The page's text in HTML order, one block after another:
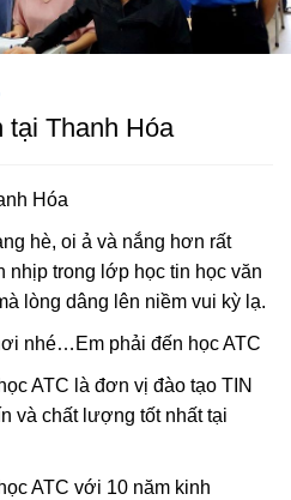
tại Thanh Hóa
Hóa
hè, oi ả và nắng hơn rất
nhịp trong lớp học tin học văn
lòng dâng lên niềm vui kỳ lạ.
nhé…Em phải đến học ATC
ATC là đơn vị đào tạo TIN
và chất lượng tốt nhất tại
ATC với 10 năm kinh